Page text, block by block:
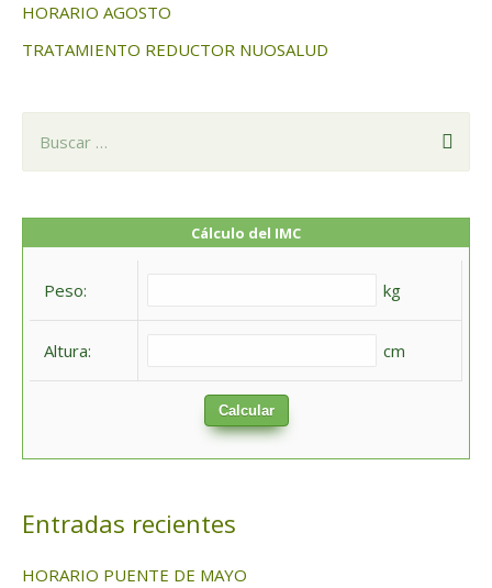
HORARIO AGOSTO
TRATAMIENTO REDUCTOR NUOSALUD
Cálculo del IMC
Peso: kg
Altura: cm
Calcular
Entradas recientes
HORARIO PUENTE DE MAYO